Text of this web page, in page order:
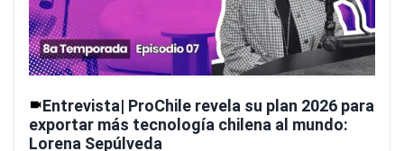
Entrevista| ProChile revela su plan 2026 para
exportar más tecnología chilena al mundo:
Lorena Sepúlveda